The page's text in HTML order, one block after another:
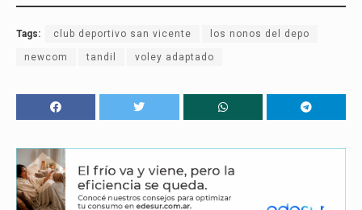
Tags: club deportivo san vicente los nonos del depo
newcom tandil voley adaptado